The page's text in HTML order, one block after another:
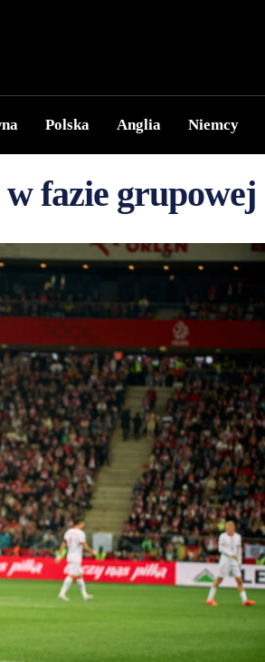
Polska Anglia Niemcy
fazie grupowej